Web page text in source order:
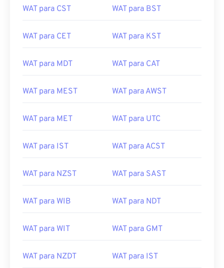
WAT para CST WAT para BST
WAT para CET WAT para KST
WAT para MDT WAT para CAT
WAT para MEST WAT para AWST
WAT para MET WAT para UTC
WAT para IST WAT para ACST
WAT para NZST WAT para SAST
WAT para WIB WAT para NDT
WAT para WIT WAT para GMT
WAT para NZDT WAT para IST